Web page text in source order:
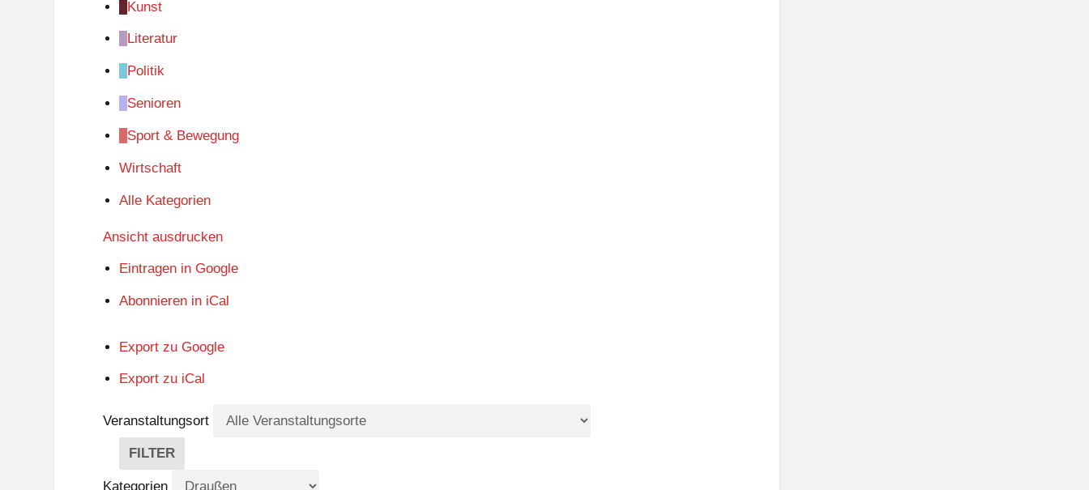
Kunst
Literatur
Politik
Senioren
Sport & Bewegung
Wirtschaft
Alle Kategorien
Ansicht ausdrucken
Eintragen in Google
Abonnieren in iCal
Export zu Google
Export zu iCal
Veranstaltungsort
FILTER
V
E
Kategorien